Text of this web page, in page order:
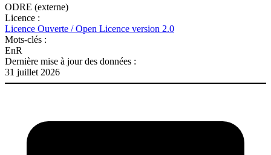
ODRE (externe)
Licence :
Licence Ouverte / Open Licence version 2.0
Mots-clés :
EnR
Dernière mise à jour des données :
31 juillet 2026